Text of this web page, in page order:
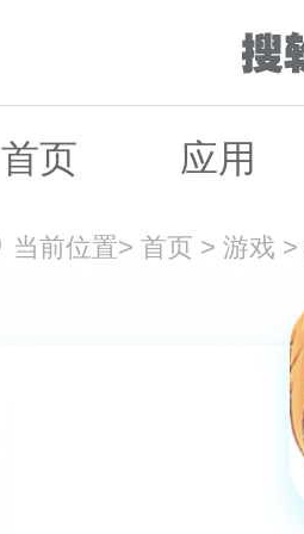
首页 应用
当前位置> 首页 > 游戏 >